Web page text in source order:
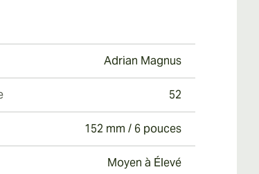
Adrian Magnus
52
152 mm / 6 pouces
Moyen à Élevé